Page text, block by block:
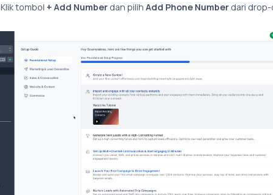
Klik tombol + Add Numberdan pilih Add Phone Numberdari drop-